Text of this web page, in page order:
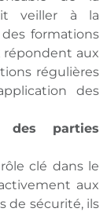
veiller à la
formations
répondent aux
régulières
des
des parties
clé dans le
aux
de sécurité, ils